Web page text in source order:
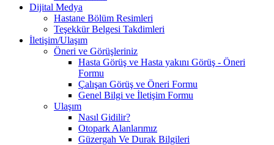
Dijital Medya
Hastane Bölüm Resimleri
Teşekkür Belgesi Takdimleri
İletişim/Ulaşım
Öneri ve Görüşleriniz
Hasta Görüş ve Hasta yakını Görüş - Öneri
Formu
Çalışan Görüş ve Öneri Formu
Genel Bilgi ve İletişim Formu
Ulaşım
Nasıl Gidilir?
Otopark Alanlarımız
Güzergah Ve Durak Bilgileri